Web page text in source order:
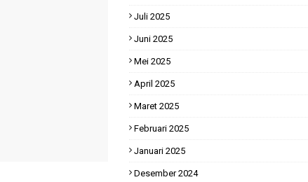
Juli 2025
Juni 2025
Mei 2025
April 2025
Maret 2025
Februari 2025
Januari 2025
Desember 2024